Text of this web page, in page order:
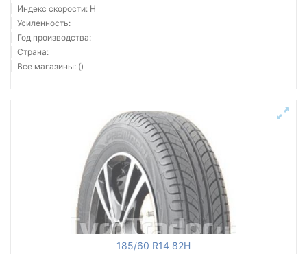
Индекс скорости: H
Усиленность:
Год производства:
Страна:
Все магазины: ()
185/60 R14 82H